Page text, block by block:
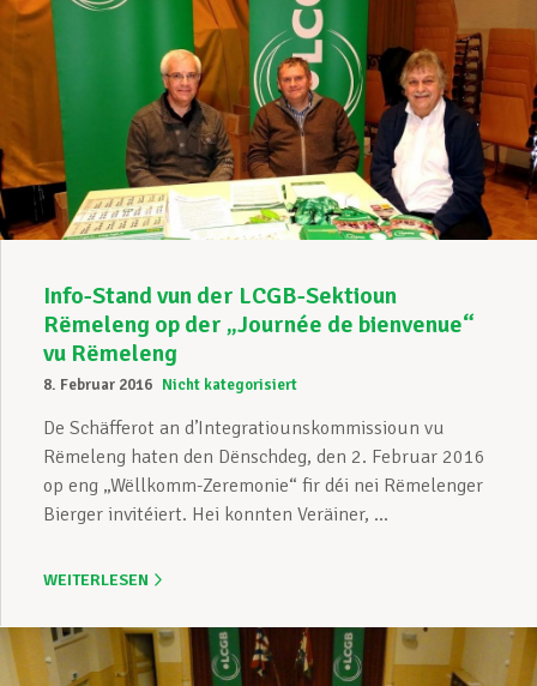
Info-Stand vun der LCGB-Sektioun
Rëmeleng op der „Journée de bienvenue“
vu Rëmeleng
8. Februar 2016 Nicht kategorisiert
De Schäfferot an d’Integratiounskommissioun vu
Rëmeleng haten den Dënschdeg, den 2. Februar 2016
op eng „Wëllkomm-Zeremonie“ fir déi nei Rëmelenger
Bierger invitéiert. Hei konnten Veräiner, ...
WEITERLESEN